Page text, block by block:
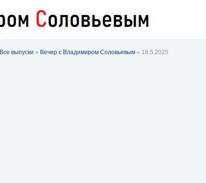
Все выпуски » Вечер с Владимиром Соловьевым » 18.5.2025